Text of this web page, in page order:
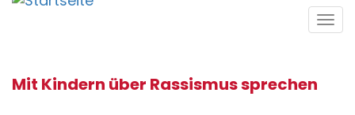
Direkt
Mit Kindern über Rassismus sprechen